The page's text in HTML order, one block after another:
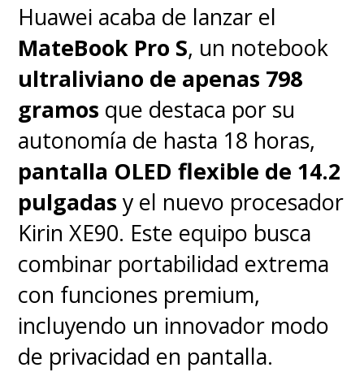
Huawei acaba de lanzar el
MateBook Pro S, un notebook
ultraliviano de apenas 798
gramos que destaca por su
autonomía de hasta 18 horas,
pantalla OLED flexible de 14.2
pulgadas y el nuevo procesador
Kirin XE90. Este equipo busca
combinar portabilidad extrema
con funciones premium,
incluyendo un innovador modo
de privacidad en pantalla.